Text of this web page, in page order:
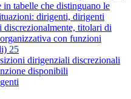
in tabelle che distinguano le
dirigenti, dirigenti
discrezionalmente, titolari di
con funzioni
25
dirigenziali discrezionali
disponibili